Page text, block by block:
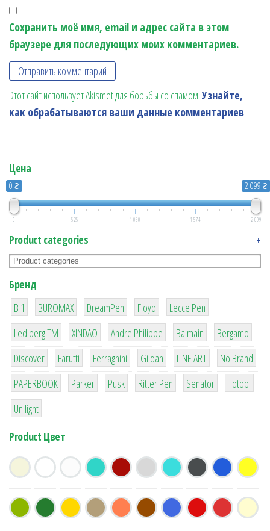
Сохранить моё имя, email и адрес сайта в этом
браузере для последующих моих комментариев.
Этот сайт использует Akismet для борьбы со спамом.Узнайте,
как обрабатываются ваши данные комментариев.
Цена
0 ₴ 2 099 ₴
0 525 1 050 1 574 2 099
Product categories +
Бренд
B 1
1
BUROMAX
1
DreamPen
2
Floyd
2
Lecce Pen
3
Lediberg ТМ
3
XINDAO
1
Andre Philippe
4
Balmain
26
Bergamo
64
Discover
299
Farutti
4
Ferraghini
42
Gildan
4
LINE ART
90
No Brand
8
PAPERBOOK
6
Parker
2
Pusk
22
Ritter Pen
15
Senator
43
Totobi
1
Unilight
Product Цвет